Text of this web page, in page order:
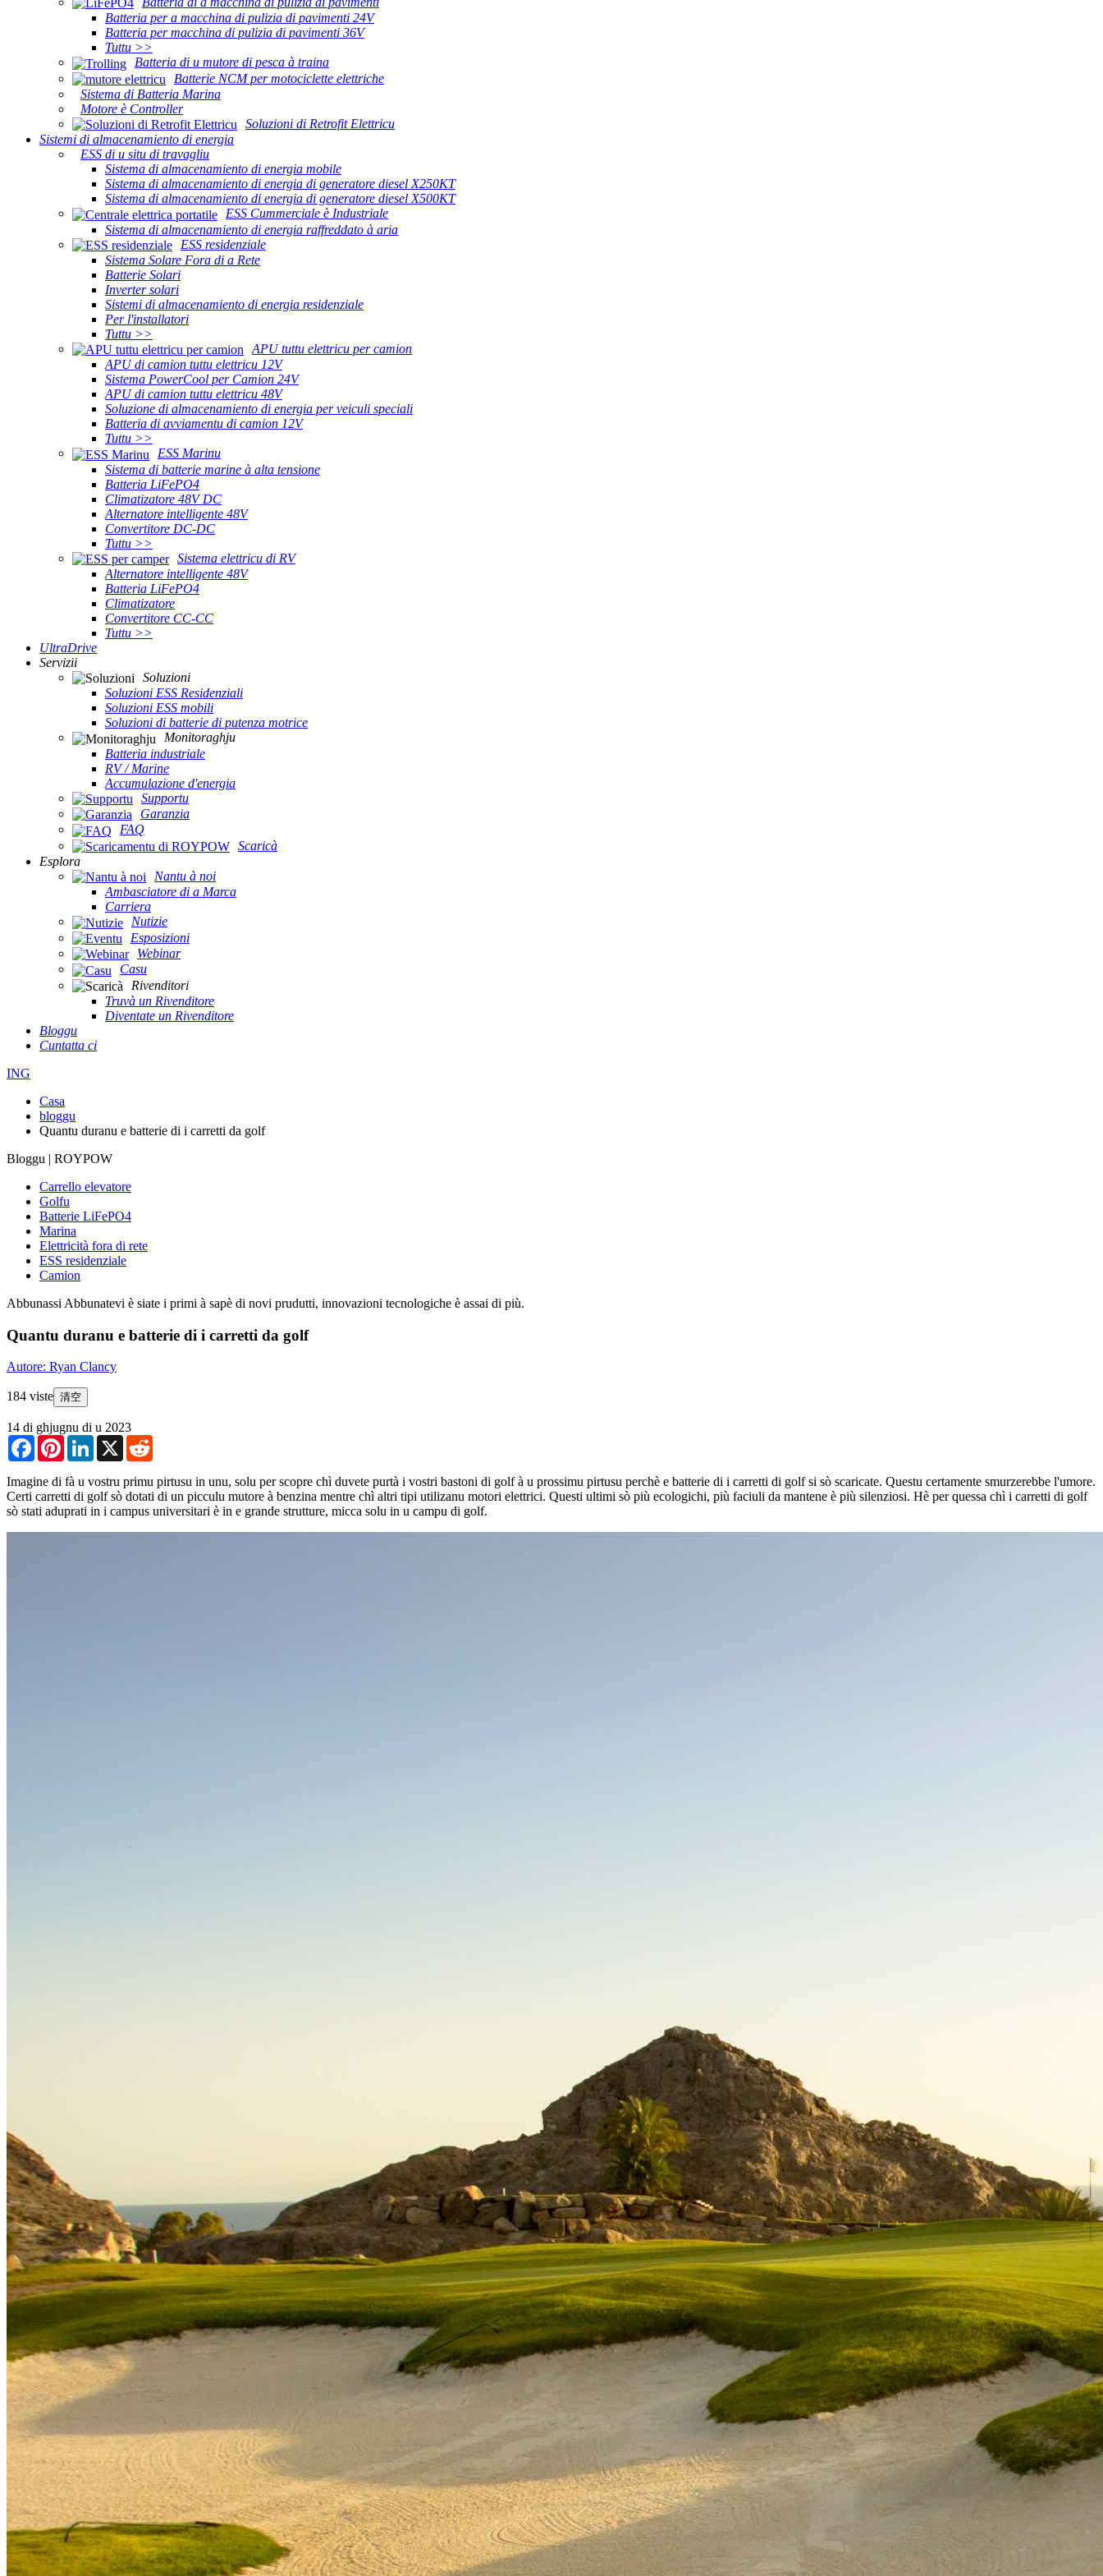
Batteria per a macchina di pulizia di pavimenti 24V
Batteria per macchina di pulizia di pavimenti 36V
Tuttu >>
Batteria di u mutore di pesca à traina
Batterie NCM per motociclette elettriche
Sistema di Batteria Marina
Motore è Controller
Soluzioni di Retrofit Elettricu
Sistemi di almacenamiento di energia
ESS di u situ di travagliu
Sistema di almacenamiento di energia mobile
Sistema di almacenamiento di energia di generatore diesel X250KT
Sistema di almacenamiento di energia di generatore diesel X500KT
ESS Cummerciale è Industriale
Sistema di almacenamiento di energia raffreddato à aria
ESS residenziale
Sistema Solare Fora di a Rete
Batterie Solari
Inverter solari
Sistemi di almacenamiento di energia residenziale
Per l'installatori
Tuttu >>
APU tuttu elettricu per camion
APU di camion tuttu elettricu 12V
Sistema PowerCool per Camion 24V
APU di camion tuttu elettricu 48V
Soluzione di almacenamiento di energia per veiculi speciali
Batteria di avviamentu di camion 12V
Tuttu >>
ESS Marinu
Sistema di batterie marine à alta tensione
Batteria LiFePO4
Climatizatore 48V DC
Alternatore intelligente 48V
Convertitore DC-DC
Tuttu >>
Sistema elettricu di RV
Alternatore intelligente 48V
Batteria LiFePO4
Climatizatore
Convertitore CC-CC
Tuttu >>
UltraDrive
Servizii
Soluzioni
Soluzioni ESS Residenziali
Soluzioni ESS mobili
Soluzioni di batterie di putenza motrice
Monitoraghju
Batteria industriale
RV / Marine
Accumulazione d'energia
Supportu
Garanzia
FAQ
Scaricà
Esplora
Nantu à noi
Ambasciatore di a Marca
Carriera
Nutizie
Esposizioni
Webinar
Casu
Rivenditori
Truvà un Rivenditore
Diventate un Rivenditore
Bloggu
Cuntatta ci
ING
Casa
bloggu
Quantu duranu e batterie di i carretti da golf
Bloggu | ROYPOW
Carrello elevatore
Golfu
Batterie LiFePO4
Marina
Elettricità fora di rete
ESS residenziale
Camion
Abbunassi Abbunatevi è siate i primi à sapè di novi prudutti, innovazioni tecnologiche è assai di più.
Quantu duranu e batterie di i carretti da golf
Autore: Ryan Clancy
184 viste 清空
14 di ghjugnu di u 2023
FacebookPinterestLinkedIn
X
Imagine di fà u vostru primu pirtusu in unu, solu per scopre chì duvete purtà i vostri bastoni di golf à u prossimu pirtusu perchè e batterie di i carretti di golf si sò scaricate. Questu certamente smurzerebbe l'umore.
Certi carretti di golf sò dotati di un picculu mutore à benzina mentre chì altri tipi utilizanu motori elettrici. Questi ultimi sò più ecologichi, più faciuli da mantene è più silenziosi. Hè per quessa chì i carretti di golf
sò stati aduprati in i campus universitari è in e grande strutture, micca solu in u campu di golf.